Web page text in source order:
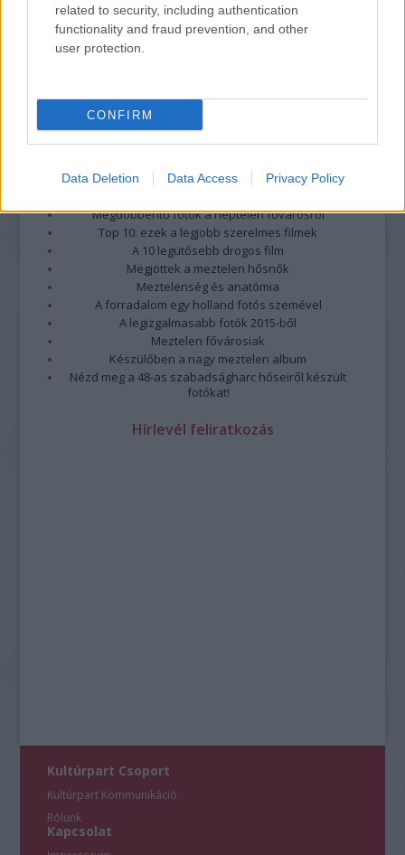
related to security, including authentication
functionality and fraud prevention, and other
user protection.
CONFIRM
Data Deletion Data Access Privacy Policy
nem vállal, azokat nem ellenőrzi. Kifogás esetén forduljon a blog szerkesztőjéhez.
Részletek aFelhasználási feltételekbenés azadatvédelmi tájékoztatóban
Legolvasottabb
Megdöbbentő fotók a néptelen fővárosról
Top 10: ezek a legjobb szerelmes filmek
A 10 legütősebb drogos film
Megjöttek a meztelen hősnők
Meztelenség és anatómia
A forradalom egy holland fotós szemével
A legizgalmasabb fotók 2015-ből
Meztelen fővárosiak
Készülőben a nagy meztelen album
Nézd meg a 48-as szabadságharc hőseiről készült
fotókat!
Hírlevél feliratkozás
Kultúrpart Csoport
Kultúrpart Kommunikáció
Rólunk
Kapcsolat